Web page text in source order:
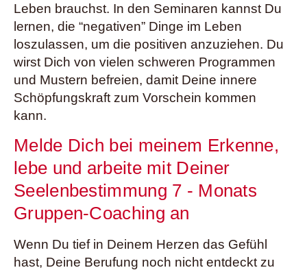
Leben brauchst. In den Seminaren kannst Du
lernen, die “negativen” Dinge im Leben
loszulassen, um die positiven anzuziehen. Du
wirst Dich von vielen schweren Programmen
und Mustern befreien, damit Deine innere
Schöpfungskraft zum Vorschein kommen
kann.
Melde Dich bei meinem Erkenne,
lebe und arbeite mit Deiner
Seelenbestimmung 7 - Monats
Gruppen-Coaching an
Wenn Du tief in Deinem Herzen das Gefühl
hast, Deine Berufung noch nicht entdeckt zu